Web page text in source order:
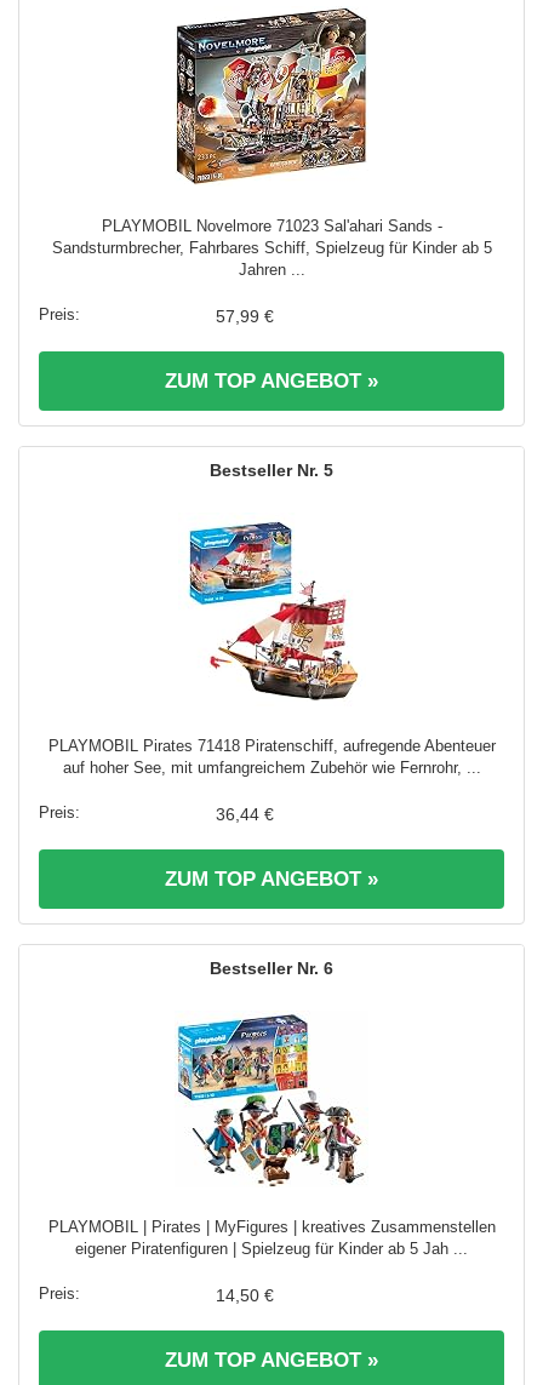
PLAYMOBIL Novelmore 71023 Sal'ahari Sands -
Sandsturmbrecher, Fahrbares Schiff, Spielzeug für Kinder ab 5
Jahren ...
57,99 €
ZUM TOP ANGEBOT »
5
PLAYMOBIL Pirates 71418 Piratenschiff, aufregende Abenteuer
auf hoher See, mit umfangreichem Zubehör wie Fernrohr, ...
36,44 €
ZUM TOP ANGEBOT »
6
PLAYMOBIL | Pirates | MyFigures | kreatives Zusammenstellen
eigener Piratenfiguren | Spielzeug für Kinder ab 5 Jah ...
14,50 €
ZUM TOP ANGEBOT »